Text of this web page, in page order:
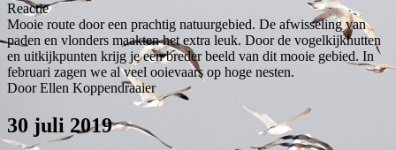
Reactie
Mooie route door een prachtig natuurgebied. De afwisseling van
paden en vlonders maakten het extra leuk. Door de vogelkijkhutten
en uitkijkpunten krijg je een breder beeld van dit mooie gebied. In
februari zagen we al veel ooievaars op hoge nesten.
Door Ellen Koppendraaier
30 juli 2019